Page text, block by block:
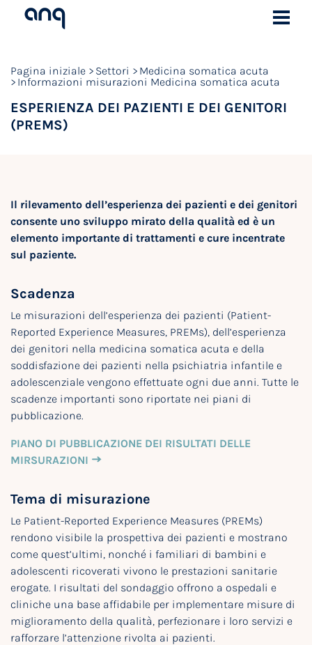
Pagina iniziale Settori
Medicina somatica acuta
Informazioni misurazioni Medicina somatica acuta
ESPERIENZA DEI PAZIENTI E DEI GENITORI
(PREMS)
Il rilevamento dell’esperienza dei pazienti e dei genitori
consente uno sviluppo mirato della qualità ed è un
elemento importante di trattamenti e cure incentrate
sul paziente.
Scadenza
Le misurazioni dell’esperienza dei pazienti (Patient-
Reported Experience Measures, PREMs), dell’esperienza
dei genitori nella medicina somatica acuta e della
soddisfazione dei pazienti nella psichiatria infantile e
adolescenziale vengono effettuate ogni due anni. Tutte le
scadenze importanti sono riportate nei piani di
pubblicazione.
PIANO DI PUBBLICAZIONE DEI RISULTATI DELLE
MIRSURAZIONI
Tema di misurazione
Le Patient-Reported Experience Measures (PREMs)
rendono visibile la prospettiva dei pazienti e mostrano
come quest’ultimi, nonché i familiari di bambini e
adolescenti ricoverati vivono le prestazioni sanitarie
erogate. I risultati del sondaggio offrono a ospedali e
cliniche una base affidabile per implementare misure di
miglioramento della qualità, perfezionare i loro servizi e
rafforzare l’attenzione rivolta ai pazienti.